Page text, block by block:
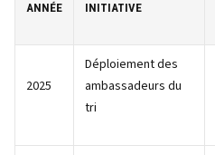
ANNÉE INITIATIVE
2025
Déploiement des
ambassadeurs du
tri